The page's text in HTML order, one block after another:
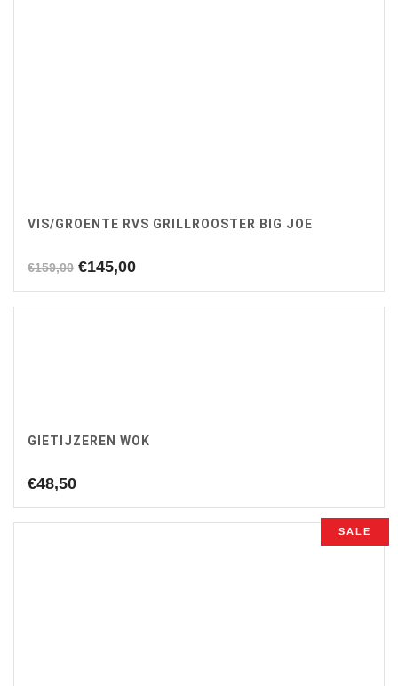
VIS/GROENTE RVS GRILLROOSTER BIG JOE
€159,00 Oorspronkelijke
was:
€145,00Huidige
is:
GIETIJZEREN WOK
€48,50
SALE